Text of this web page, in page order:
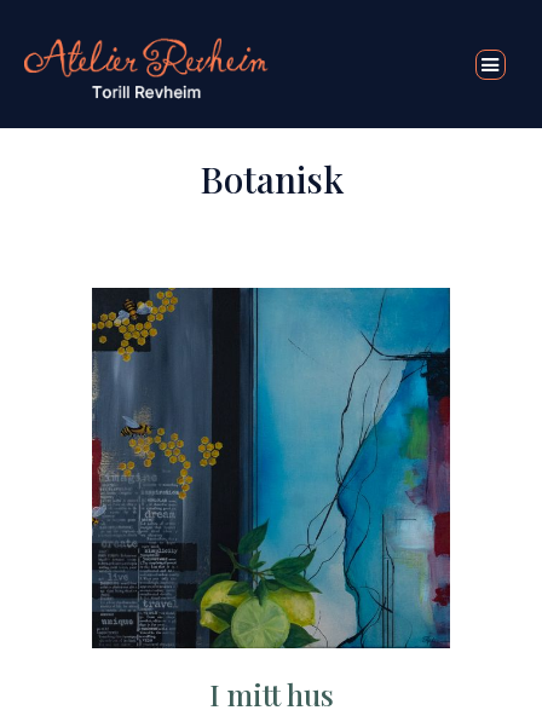
Botanisk
I mitt hus